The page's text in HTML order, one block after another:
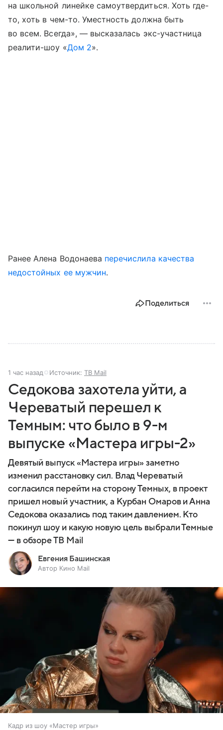
на школьной линейке самоутвердиться. Хоть где-
то, хоть в чем-то. Уместность должна быть
во всем. Всегда», — высказалась экс-участница
реалити-шоу «Дом 2».
Ранее Алена Водонаева перечислила качества
недостойных ее мужчин.
Поделиться
1 час назад Источник: ТВ Mail
Седокова захотела уйти, а
Череватый перешел к
Темным: что было в 9-м
выпуске «Мастера игры-2»
Девятый выпуск «Мастера игры» заметно
изменил расстановку сил. Влад Череватый
согласился перейти на сторону Темных, в проект
пришел новый участник, а Курбан Омаров и Анна
Седокова оказались под таким давлением. Кто
покинул шоу и какую новую цель выбрали Темные
— в обзоре ТВ Mail
Евгения Башинская
Автор Кино Mail
Кадр из шоу «Мастер игры»